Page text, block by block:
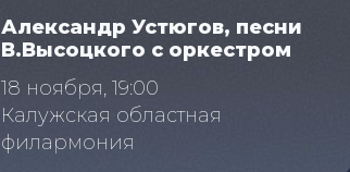
Александр Устюгов, песни
В.Высоцкого с оркестром
18 ноября, 19:00
Калужская областная
филармония